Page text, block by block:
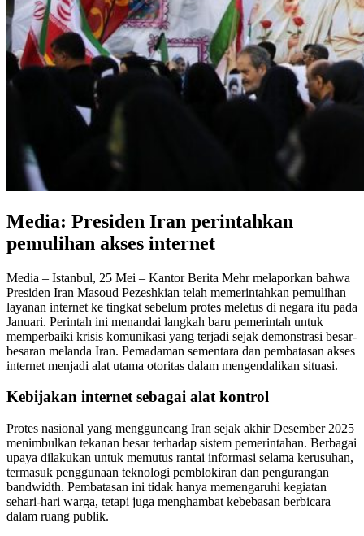
Media: Presiden Iran perintahkan
pemulihan akses internet
Media – Istanbul, 25 Mei – Kantor Berita Mehr melaporkan bahwa
Presiden Iran Masoud Pezeshkian telah memerintahkan pemulihan
layanan internet ke tingkat sebelum protes meletus di negara itu pada
Januari. Perintah ini menandai langkah baru pemerintah untuk
memperbaiki krisis komunikasi yang terjadi sejak demonstrasi besar-
besaran melanda Iran. Pemadaman sementara dan pembatasan akses
internet menjadi alat utama otoritas dalam mengendalikan situasi.
Kebijakan internet sebagai alat kontrol
Protes nasional yang mengguncang Iran sejak akhir Desember 2025
menimbulkan tekanan besar terhadap sistem pemerintahan. Berbagai
upaya dilakukan untuk memutus rantai informasi selama kerusuhan,
termasuk penggunaan teknologi pemblokiran dan pengurangan
bandwidth. Pembatasan ini tidak hanya memengaruhi kegiatan
sehari-hari warga, tetapi juga menghambat kebebasan berbicara
dalam ruang publik.